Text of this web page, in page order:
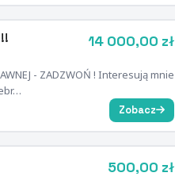
14 000,00 zł
- ZADZWOŃ ! Interesują mnie
Zobacz
500,00 zł